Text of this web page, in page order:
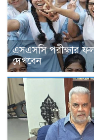
এসএসসি পরীক্ষার
দেখবেন